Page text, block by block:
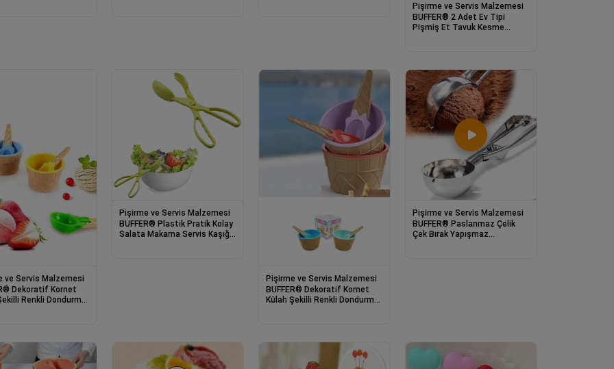
Pişirme ve Servis Malzemesi
BUFFER® 2 Adet Ev Tipi
Pişmiş Et Tavuk Kesme
ve Servis Malzemesi
Dekoratif Kornet
Renkli Dondurma
Pişirme ve Servis Malzemesi
BUFFER® Plastik Pratik Kolay
Salata Makarna Servis Kaşığı
Pişirme ve Servis Malzemesi
BUFFER® Dekoratif Kornet
Külah Şekilli Renkli Dondurma
Pişirme ve Servis Malzemesi
BUFFER® Paslanmaz Çelik
Çek Bırak Yapışmaz